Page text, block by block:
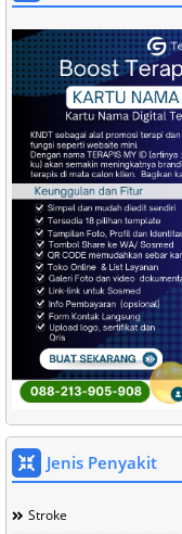
Jenis Penyakit
Stroke